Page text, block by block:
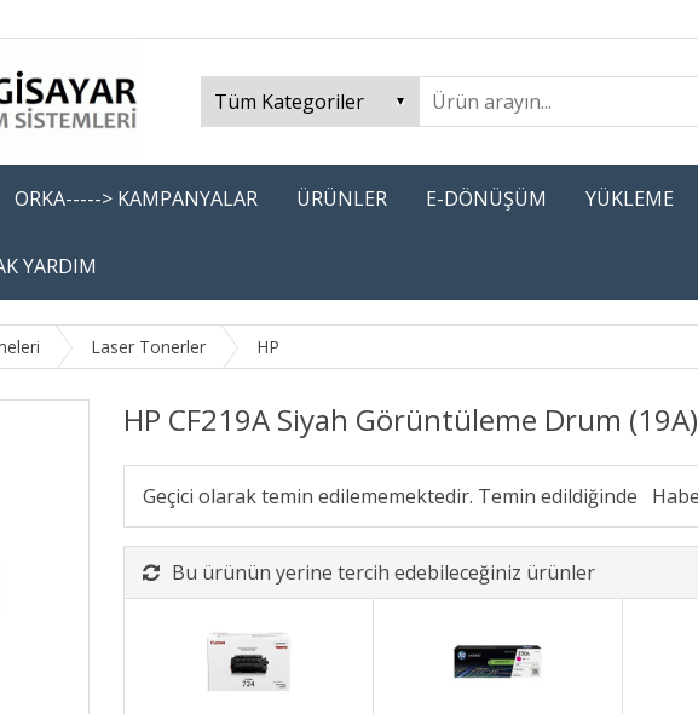
ORKA-----> KAMPANYALAR ÜRÜNLER E-DÖNÜŞÜM YÜKLEME
YARDIM
Laser Tonerler HP
HP CF219A Siyah Görüntüleme Drum (19A)
Geçici olarak temin edilememektedir. Temin edildiğinde
Bu ürünün yerine tercih edebileceğiniz ürünler